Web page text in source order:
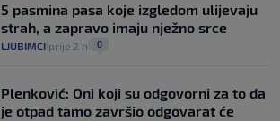
5 pasmina pasa koje izgledom ulijevaju
strah, a zapravo imaju nježno srce
LJUBIMCI prije 2 h 0
Plenković: Oni koji su odgovorni za to da
je otpad tamo završio odgovarat će